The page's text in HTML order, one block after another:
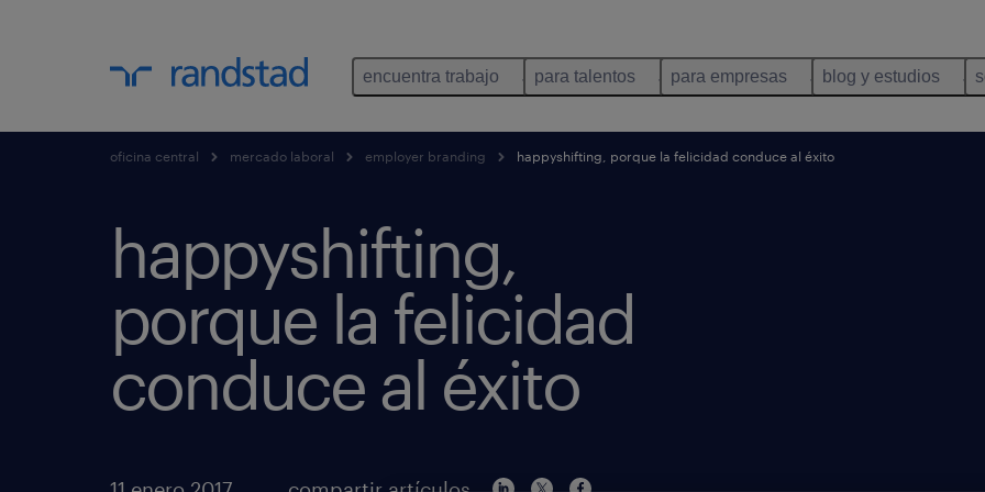
encuentra trabajo para talentos para empresas blog y estudios
oficina central mercado laboral employer branding happyshifting, porque la felicidad conduce al éxito
happyshifting,
porque la felicidad
conduce al éxito